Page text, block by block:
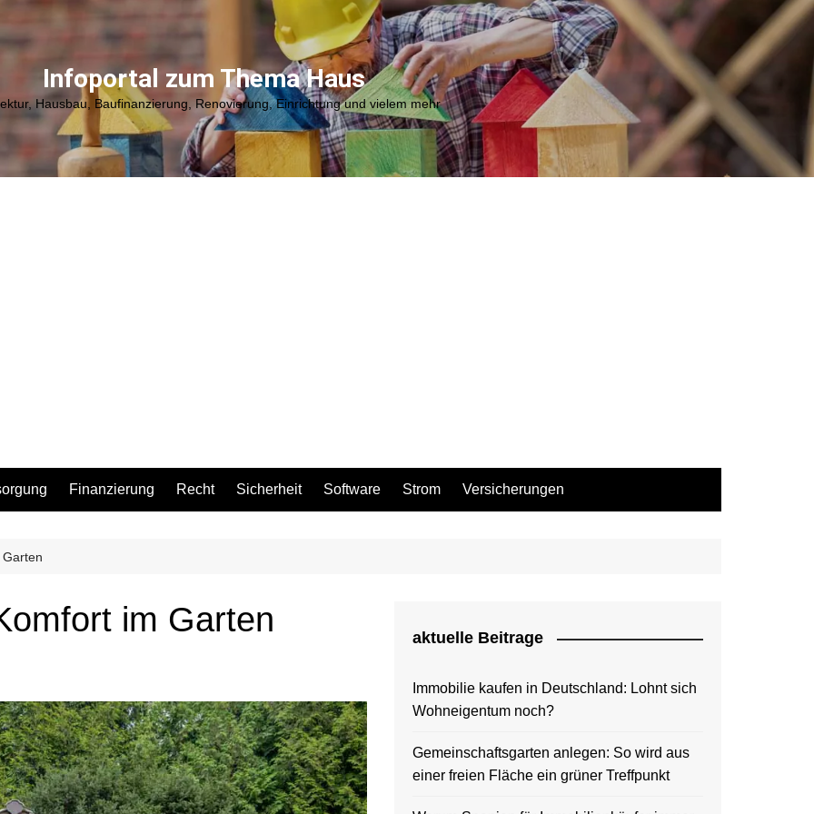
Infoportal zum Thema Haus
Hausbau, Baufinanzierung, Renovierung, Einrichtung und vielem mehr
Büro
Finanzierung Recht Sicherheit Software Strom Versicherungen
im Garten aktuelle Beitrage
Immobilie kaufen in Deutschland: Lohnt sich
Wohneigentum noch?
Gemeinschaftsgarten anlegen: So wird aus
einer freien Fläche ein grüner Treffpunkt